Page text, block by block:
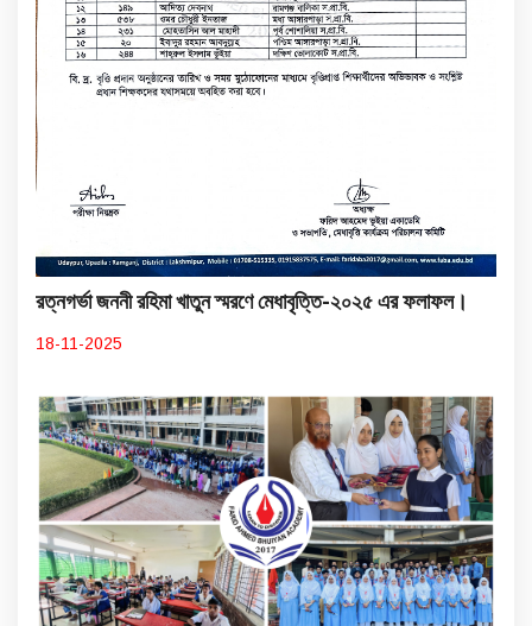
রত্নগর্ভা জননী রহিমা খাতুন স্মরণে মেধাবৃত্তি-২০২৫ এর ফলাফল।
18-11-2025